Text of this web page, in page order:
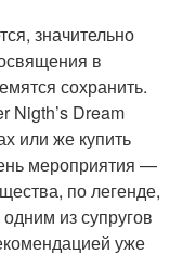
значительно
в
сохранить.
Nigth’s Dream
или же купить
мероприятия —
по легенде,
из супругов
уже